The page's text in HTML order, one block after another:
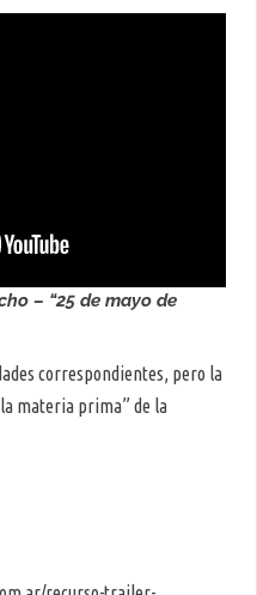
– “25 de mayo de
correspondientes, pero la
materia prima” de la